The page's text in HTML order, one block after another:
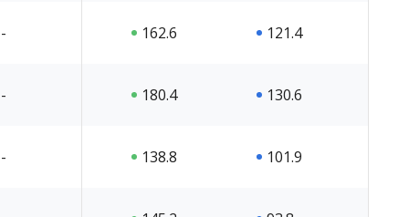
- 162.6 121.4
- 180.4 130.6
- 138.8 101.9